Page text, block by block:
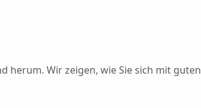
herum. Wir zeigen, wie Sie sich mit guten